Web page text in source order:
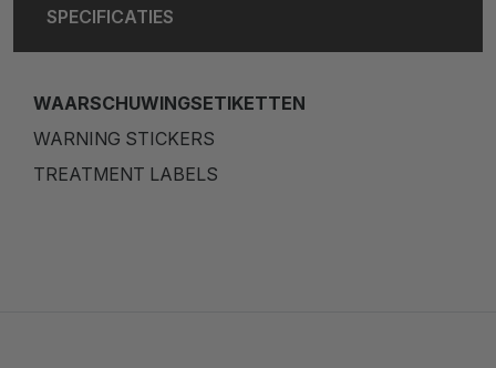
SPECIFICATIES
WAARSCHUWINGSETIKETTEN
WARNING STICKERS
TREATMENT LABELS